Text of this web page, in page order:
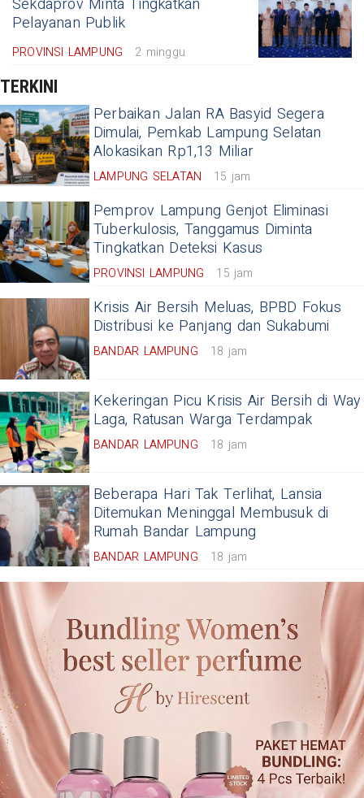
Pelayanan Publik
PROVINSI LAMPUNG 2 minggu
TERKINI
Perbaikan Jalan RA Basyid Segera
Dimulai, Pemkab Lampung Selatan
Alokasikan Rp1,13 Miliar
LAMPUNG SELATAN 15 jam
Pemprov Lampung Genjot Eliminasi
Tuberkulosis, Tanggamus Diminta
Tingkatkan Deteksi Kasus
PROVINSI LAMPUNG 15 jam
Krisis Air Bersih Meluas, BPBD Fokus
Distribusi ke Panjang dan Sukabumi
BANDAR LAMPUNG 18 jam
Kekeringan Picu Krisis Air Bersih di Way
Laga, Ratusan Warga Terdampak
BANDAR LAMPUNG 18 jam
Beberapa Hari Tak Terlihat, Lansia
Ditemukan Meninggal Membusuk di
Rumah Bandar Lampung
BANDAR LAMPUNG 18 jam